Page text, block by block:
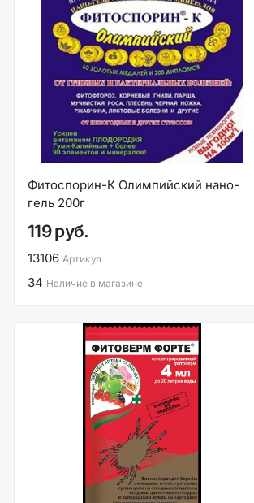
Фитоспорин-К Олимпийский нано-
гель 200г
119 руб.
13106 Артикул
34 Наличие в магазине